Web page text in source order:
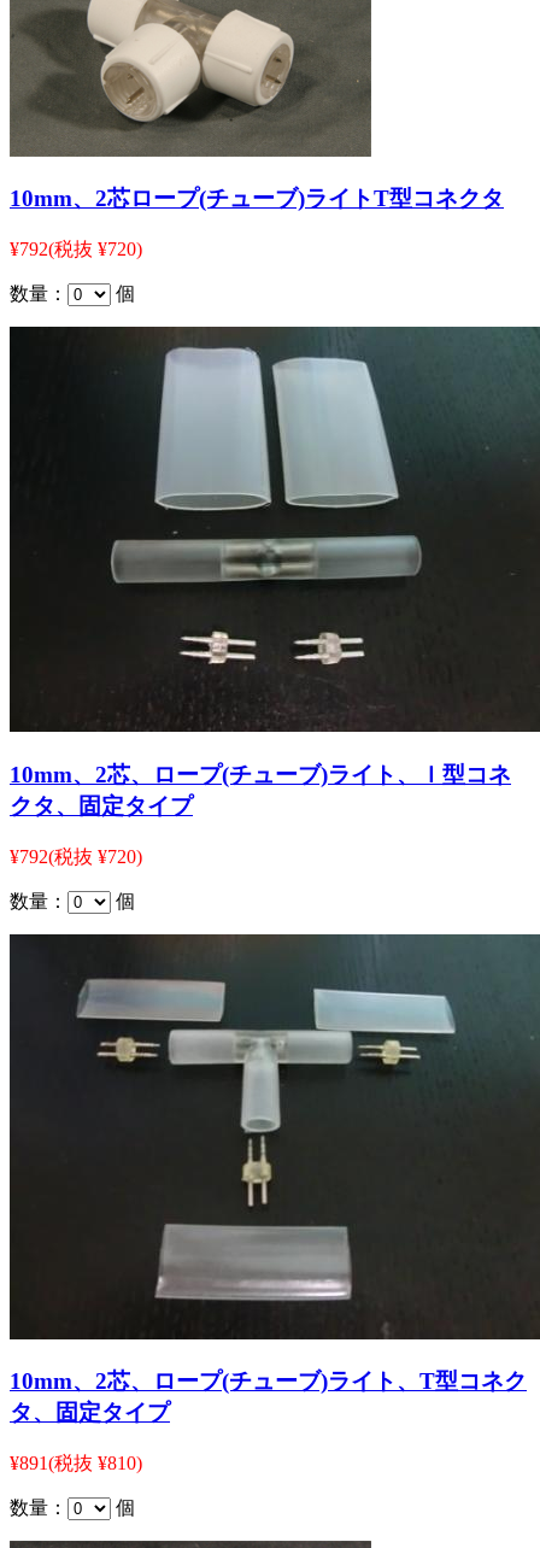
10mm、2芯ロープ(チューブ)ライトT型コネクタ
¥792(税抜 ¥720)
数量： 個
10mm、2芯、ロープ(チューブ)ライト、Ｉ型コネ
クタ、固定タイプ
¥792(税抜 ¥720)
数量： 個
10mm、2芯、ロープ(チューブ)ライト、T型コネク
タ、固定タイプ
¥891(税抜 ¥810)
数量： 個